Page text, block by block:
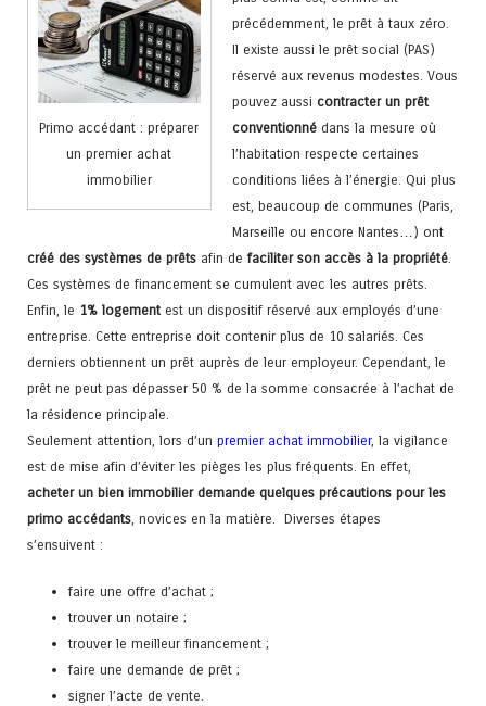
Primo accédant : préparer
un premier achat
immobilier
précédemment, le prêt à taux zéro.
Il existe aussi le prêt social (PAS)
réservé aux revenus modestes. Vous
pouvez aussi contracter un prêt
conventionné dans la mesure où
l’habitation respecte certaines
conditions liées à l’énergie. Qui plus
est, beaucoup de communes (Paris,
Marseille ou encore Nantes…) ont
créé des systèmes de prêts afin defaciliter son accès à la propriété.
Ces systèmes de financement se cumulent avec les autres prêts.
Enfin, le 1% logementest un dispositif réservé aux employés d’une
entreprise. Cette entreprise doit contenir plus de 10 salariés. Ces
derniers obtiennent un prêt auprès de leur employeur. Cependant, le
prêt ne peut pas dépasser 50 % de la somme consacrée à l’achat de
la résidence principale.
Seulement attention, lors d’un premier achat immobilier, la vigilance
est de mise afin d’éviter les pièges les plus fréquents. En effet,
acheter un bien immobilier demande quelques précautions pour les
primo accédants, novices en la matière. Diverses étapes
s’ensuivent :
faire une offre d’achat ;
trouver un notaire ;
trouver le meilleur financement ;
faire une demande de prêt ;
signer l’acte de vente.